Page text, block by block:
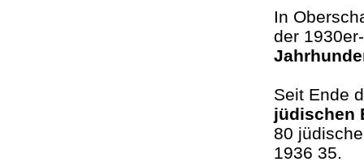
In
der
Seit Ende
jüdischen
80
1936 35.